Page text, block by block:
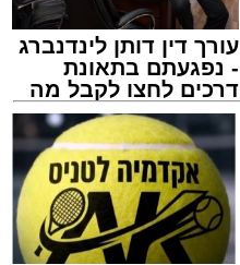
עורך דין דותן לינדנברג
- נפגעתם בתאונת
דרכים לחצו לקבל מה
שמגיע לכם